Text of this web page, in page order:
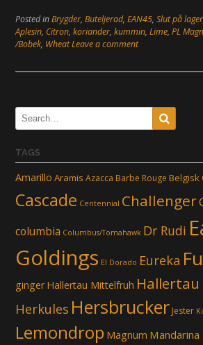
Posted inBrygder, Buteljerad, EAN45, Slut på lager
Aplesin, Citron, koriander, kummin, Lime, PL
/Bobek, WheatLeave a comment
TAGS
Amarillo Aramis Azacca Barbe Rouge Belgisk
Cascade Centennial Challenger
columbia Columbus/Tomahawk Dr Rudi
Goldings El Dorado Eureka
ginger Hallertau Mittelfruh
Herkules Hersbrucker Jester
Lemondrop Magnum Mandarina